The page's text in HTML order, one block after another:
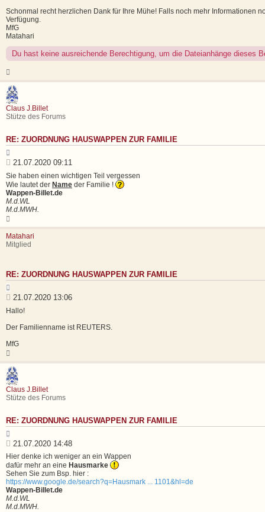
Schonmal recht herzlichen Dank für Ihre Mühe! Falls noch mehr Informationen
Verfügung.
MfG
Matahari
Du hast keine ausreichende Berechtigung, um die Dateianhänge dieses
c
h
o
b
e
Claus J.Billet
Stütze des Forums
RE: ZUORDNUNG HAUSWAPPEN ZUR FAMILIE
i
t
i
e
r
e
n
B
e
i
t
r
a
21.07.2020 09:11
Sie haben einen wichtigen Teil vergessen
Wie lautet der Name der Familie !
Wappen-Billet.de
M.d.WL
M.d.MWH.
a
c
h
n
Matahari
Mitglied
RE: ZUORDNUNG HAUSWAPPEN ZUR FAMILIE
Z
i
t
i
r
n
B
e
t
a
21.07.2020 13:06
Hallo!
Der Familienname ist REUTERS.
MfG
c
h
o
b
e
Claus J.Billet
Stütze des Forums
RE: ZUORDNUNG HAUSWAPPEN ZUR FAMILIE
i
t
i
e
r
e
n
B
e
i
t
r
a
g
21.07.2020 14:48
Hier denke ich weniger an ein Wappen
dafür mehr an eine Hausmarke
Sehen Sie zum Bsp. hier :
https://www.google.de/search?q=Hausmark ... 1101&hl=de
Wappen-Billet.de
M.d.WL
M.d.MWH.